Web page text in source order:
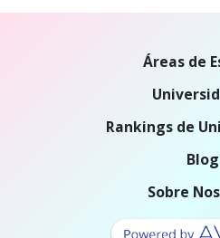
Áreas de
Rankings de
Blog
Sobre